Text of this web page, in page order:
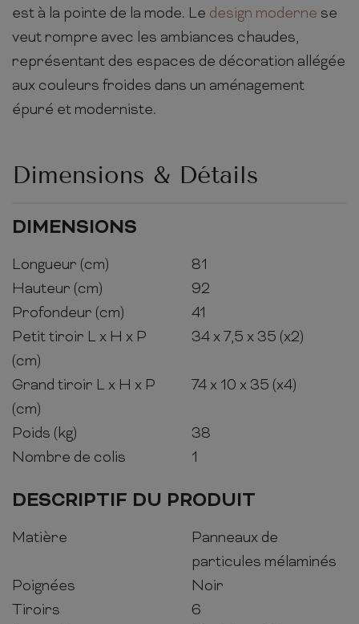
est à la pointe de la mode. Le design moderne se
veut rompre avec les ambiances chaudes,
représentant des espaces de décoration allégée
aux couleurs froides dans un aménagement
épuré et moderniste.
Dimensions & Détails
DIMENSIONS
Longueur (cm)
81
Hauteur (cm)
92
Profondeur (cm)
41
Petit tiroir L x H x P
(cm)
34 x 7,5 x 35 (x2)
Grand tiroir L x H x P
(cm)
74 x 10 x 35 (x4)
Poids (kg)
38
Nombre de colis
1
DESCRIPTIF DU PRODUIT
Matière
Panneaux de
particules mélaminés
Poignées
Noir
Tiroirs
6